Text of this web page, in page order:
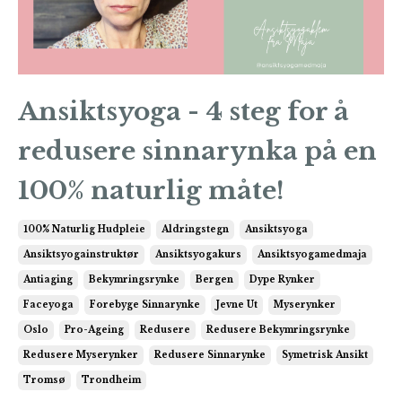
Ansiktsyoga - 4 steg for å
redusere sinnarynka på en
100% naturlig måte!
100% Naturlig Hudpleie Aldringstegn Ansiktsyoga
Ansiktsyogainstruktør Ansiktsyogakurs Ansiktsyogamedmaja
Antiaging Bekymringsrynke Bergen Dype Rynker
Faceyoga Forebyge Sinnarynke Jevne Ut Myserynker
Oslo Pro-Ageing Redusere Redusere Bekymringsrynke
Redusere Myserynker Redusere Sinnarynke Symetrisk Ansikt
Tromsø Trondheim